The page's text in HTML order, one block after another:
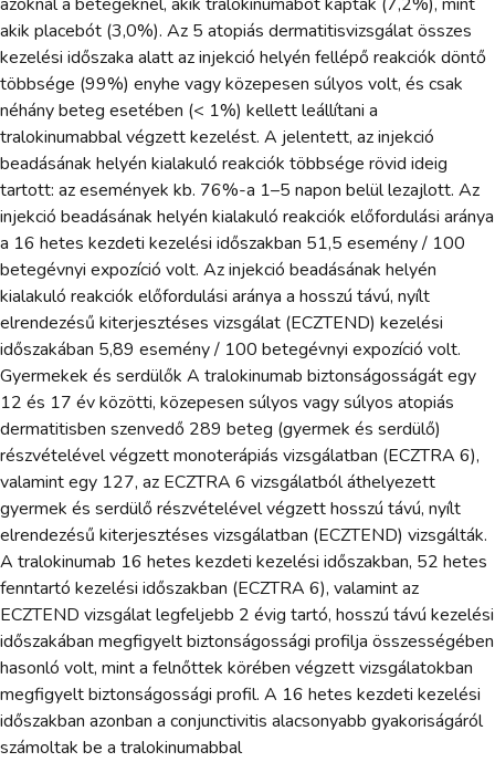
akik placebót (3,0%). Az 5 atopiás dermatitisvizsgálat összes
kezelési időszaka alatt az injekció helyén fellépő reakciók döntő
többsége (99%) enyhe vagy közepesen súlyos volt, és csak
néhány beteg esetében (< 1%) kellett leállítani a
tralokinumabbal végzett kezelést. A jelentett, az injekció
beadásának helyén kialakuló reakciók többsége rövid ideig
tartott: az események kb. 76%-a 1–5 napon belül lezajlott. Az
injekció beadásának helyén kialakuló reakciók előfordulási aránya
a 16 hetes kezdeti kezelési időszakban 51,5 esemény / 100
betegévnyi expozíció volt. Az injekció beadásának helyén
kialakuló reakciók előfordulási aránya a hosszú távú, nyílt
elrendezésű kiterjesztéses vizsgálat (ECZTEND) kezelési
időszakában 5,89 esemény / 100 betegévnyi expozíció volt.
Gyermekek és serdülők A tralokinumab biztonságosságát egy
12 és 17 év közötti, közepesen súlyos vagy súlyos atopiás
dermatitisben szenvedő 289 beteg (gyermek és serdülő)
részvételével végzett monoterápiás vizsgálatban (ECZTRA 6),
valamint egy 127, az ECZTRA 6 vizsgálatból áthelyezett
gyermek és serdülő részvételével végzett hosszú távú, nyílt
elrendezésű kiterjesztéses vizsgálatban (ECZTEND) vizsgálták.
A tralokinumab 16 hetes kezdeti kezelési időszakban, 52 hetes
fenntartó kezelési időszakban (ECZTRA 6), valamint az
ECZTEND vizsgálat legfeljebb 2 évig tartó, hosszú távú kezelési
időszakában megfigyelt biztonságossági profilja összességében
hasonló volt, mint a felnőttek körében végzett vizsgálatokban
megfigyelt biztonságossági profil. A 16 hetes kezdeti kezelési
időszakban azonban a conjunctivitis alacsonyabb gyakoriságáról
számoltak be a tralokinumabbal